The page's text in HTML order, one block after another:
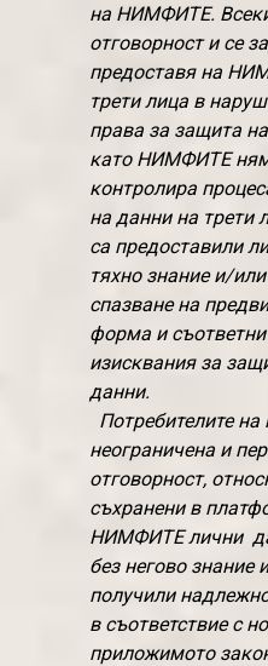
на НИМФИТЕ.
отговорност и се
предоставя на
трети лица в
права за защита
като НИМФИТЕ
контролира
на данни на трети
са предоставили
тяхно знание и/
спазване на
форма и
изисквания за
данни.
Потребителите
неограничена и
отговорност,
съхранени в
НИМФИТЕ лични
без негово знание
получили
в съответствие с
приложимото